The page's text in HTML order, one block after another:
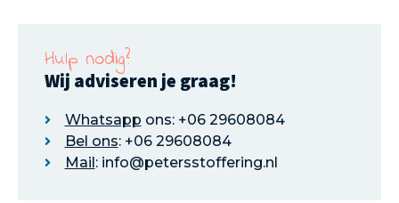
Hulp nodig?
Wij adviseren je graag!
Whatsapp ons: +06 29608084
Bel ons: +06 29608084
Mail : info@petersstoffering.nl